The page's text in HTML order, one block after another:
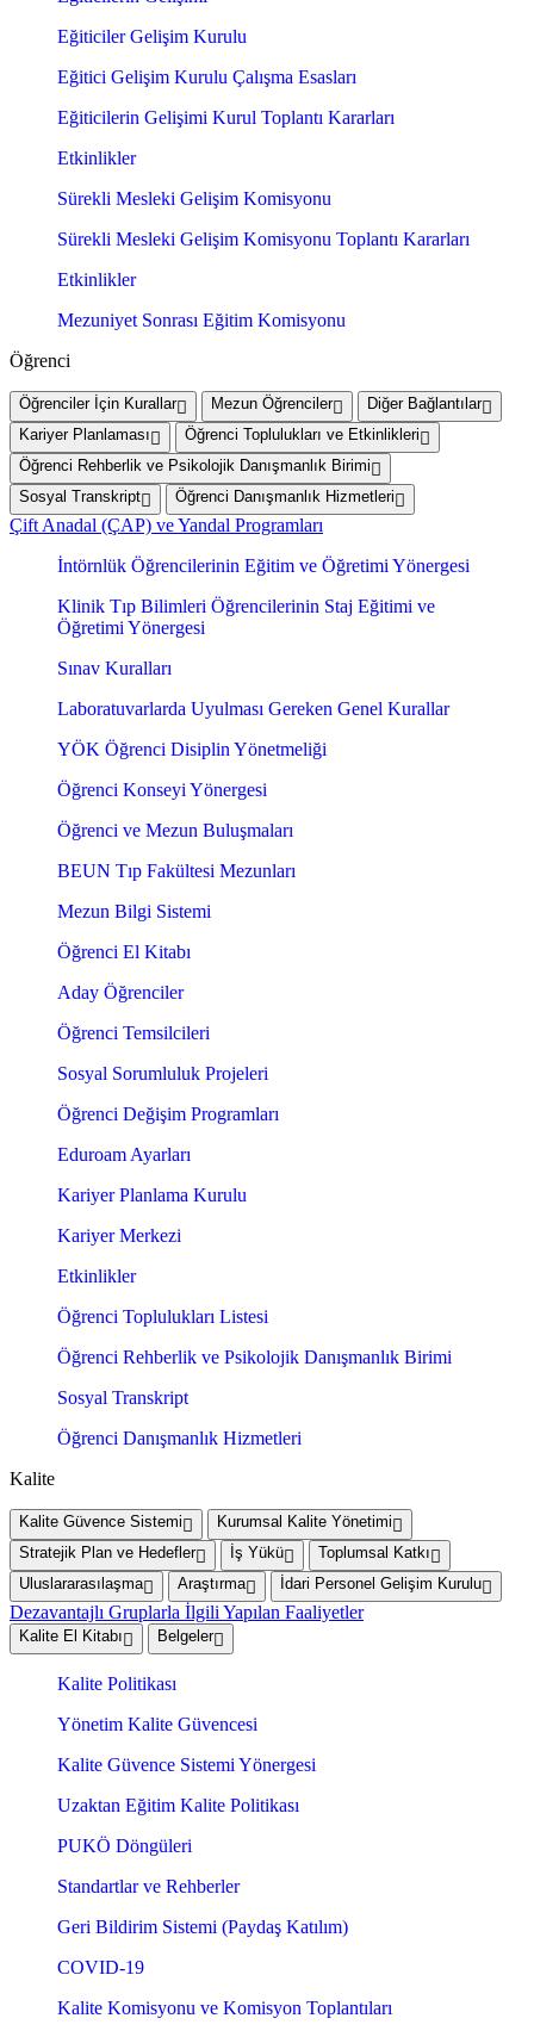
Eğiticiler Gelişim Kurulu
Eğitici Gelişim Kurulu Çalışma Esasları
Eğiticilerin Gelişimi Kurul Toplantı Kararları
Etkinlikler
Sürekli Mesleki Gelişim Komisyonu
Sürekli Mesleki Gelişim Komisyonu Toplantı Kararları
Etkinlikler
Mezuniyet Sonrası Eğitim Komisyonu
Öğrenci
Öğrenciler İçin Kurallar Mezun Öğrenciler
Diğer Bağlantılar
Kariyer Planlaması
Öğrenci Toplulukları ve Etkinlikleri
Öğrenci Rehberlik ve Psikolojik Danışmanlık Birimi
Sosyal Transkript
Öğrenci Danışmanlık Hizmetleri
Çift Anadal (ÇAP) ve Yandal Programları
İntörnlük Öğrencilerinin Eğitim ve Öğretimi Yönergesi
Klinik Tıp Bilimleri Öğrencilerinin Staj Eğitimi ve
Öğretimi Yönergesi
Sınav Kuralları
Laboratuvarlarda Uyulması Gereken Genel Kurallar
YÖK Öğrenci Disiplin Yönetmeliği
Öğrenci Konseyi Yönergesi
Öğrenci ve Mezun Buluşmaları
BEUN Tıp Fakültesi Mezunları
Mezun Bilgi Sistemi
Öğrenci El Kitabı
Aday Öğrenciler
Öğrenci Temsilcileri
Sosyal Sorumluluk Projeleri
Öğrenci Değişim Programları
Eduroam Ayarları
Kariyer Planlama Kurulu
Kariyer Merkezi
Etkinlikler
Öğrenci Toplulukları Listesi
Öğrenci Rehberlik ve Psikolojik Danışmanlık Birimi
Sosyal Transkript
Öğrenci Danışmanlık Hizmetleri
Kalite
Kalite Güvence Sistemi
Kurumsal Kalite Yönetimi
Stratejik Plan ve Hedefler
İş Yükü
Toplumsal Katkı
Uluslararasılaşma
Araştırma İdari Personel Gelişim Kurulu
Dezavantajlı Gruplarla İlgili Yapılan Faaliyetler
Kalite El Kitabı Belgeler
Kalite Politikası
Yönetim Kalite Güvencesi
Kalite Güvence Sistemi Yönergesi
Uzaktan Eğitim Kalite Politikası
PUKÖ Döngüleri
Standartlar ve Rehberler
Geri Bildirim Sistemi (Paydaş Katılım)
COVID-19
Kalite Komisyonu ve Komisyon Toplantıları